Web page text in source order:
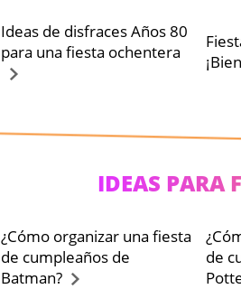
Ideas de disfraces Años 80
para una fiesta ochentera
IDEAS PARA
¿Cómo organizar una fiesta
de cumpleaños de
Batman?
de